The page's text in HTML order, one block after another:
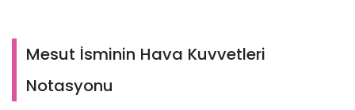
Mesut İsminin Hava Kuvvetleri
Notasyonu